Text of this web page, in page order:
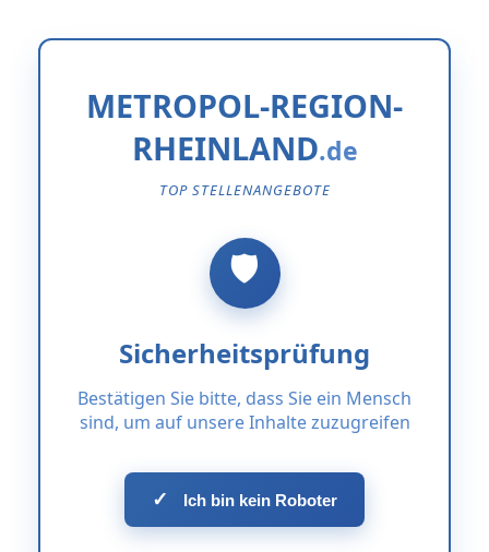
METROPOL-REGION-
RHEINLAND
TOP STELLENANGEBOTE
Sicherheitsprüfung
Bestätigen Sie bitte, dass Sie ein Mensch
sind, um auf unsere Inhalte zuzugreifen
✓ Ich bin kein Roboter